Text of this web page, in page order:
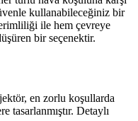
kullanabileceğiniz bir
ile hem çevreye
bir seçenektir.
en zorlu koşullarda
tasarlanmıştır. Detaylı